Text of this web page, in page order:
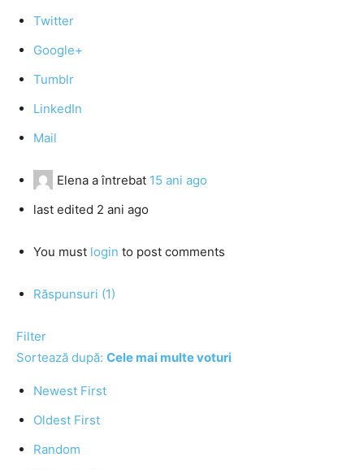
Twitter
Google+
Tumblr
LinkedIn
Mail
Elena a întrebat 15 ani ago
last edited 2 ani ago
You must login to post comments
Răspunsuri (1)
Filter
Sortează după: Cele mai multe voturi
Newest First
Oldest First
Random